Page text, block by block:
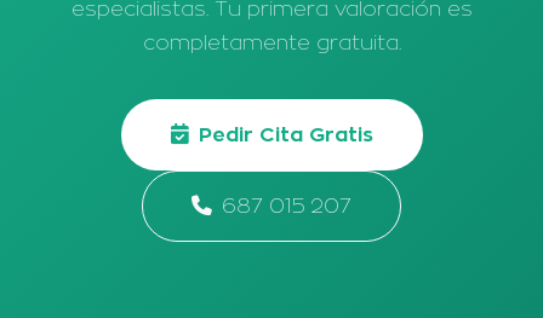
especialistas. Tu primera valoración es
completamente gratuita.
Pedir Cita Gratis
687 015 207